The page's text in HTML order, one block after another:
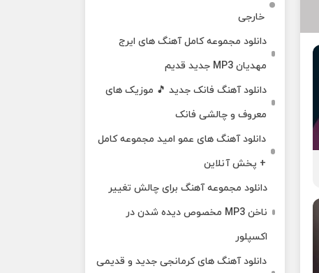
خارجی
دانلود مجموعه کامل آهنگ های ایرج
مهدیان MP3 جدید قدیم
دانلود آهنگ فانک جدید 🎵 موزیک‌ های
معروف و چالشی فانک
دانلود آهنگ های عمو امید مجموعه کامل
+ پخش آنلاین
دانلود مجموعه آهنگ برای چالش تغییر
ناخن MP3 مخصوص دیده شدن در
اکسپلور
دانلود آهنگ‌ های کرمانجی جدید و قدیمی